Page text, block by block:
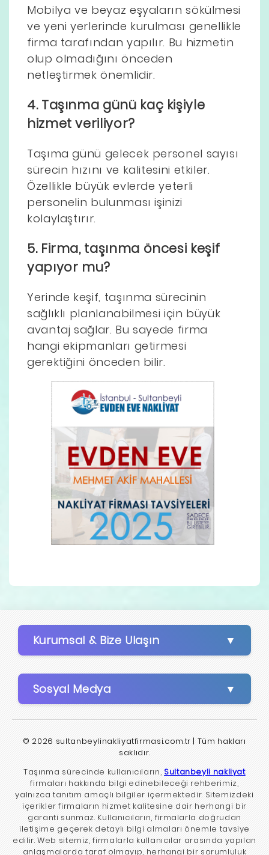
Mobilya ve beyaz eşyaların sökülmesi
ve yeni yerlerinde kurulması genellikle
firma tarafından yapılır. Bu hizmetin
olup olmadığını önceden
netleştirmek önemlidir.
4. Taşınma günü kaç kişiyle
hizmet veriliyor?
Taşıma günü gelecek personel sayısı
sürecin hızını ve kalitesini etkiler.
Özellikle büyük evlerde yeterli
personelin bulunması işinizi
kolaylaştırır.
5. Firma, taşınma öncesi keşif
yapıyor mu?
Yerinde keşif, taşınma sürecinin
sağlıklı planlanabilmesi için büyük
avantaj sağlar. Bu sayede firma
hangi ekipmanları getirmesi
gerektiğini önceden bilir.
Kurumsal & Bize Ulaşın
Sosyal Medya
© 2026 sultanbeylinakliyatfirmasi.com.tr | Tüm hakları
saklıdır.
Taşınma sürecinde kullanıcıların, Sultanbeyli nakliyat
firmaları hakkında bilgi edinebileceği rehberimiz,
yalnızca tanıtım amaçlı bilgiler içermektedir. Sitemizdeki
içerikler firmaların hizmet kalitesine dair herhangi bir
garanti sunmaz. Kullanıcıların, firmalarla doğrudan
iletişime geçerek detaylı bilgi almaları önemle tavsiye
edilir. Web sitemiz, firmalarla kullanıcılar arasında yapılan
anlaşmalarda taraf olmayıp, herhangi bir sorumluluk